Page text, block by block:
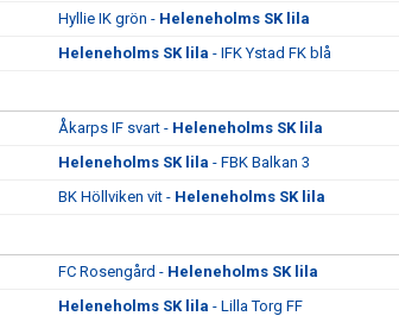
Hyllie IK grön - Heleneholms SK lila
Heleneholms SK lila - IFK Ystad FK blå
Åkarps IF svart - Heleneholms SK lila
Heleneholms SK lila - FBK Balkan 3
BK Höllviken vit - Heleneholms SK lila
FC Rosengård - Heleneholms SK lila
Heleneholms SK lila - Lilla Torg FF